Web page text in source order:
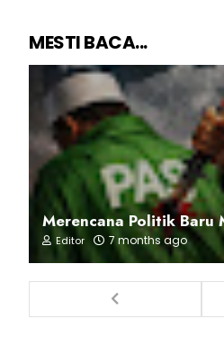
MESTI BACA...
Merencana Politik Baru
Editor 7 months ago